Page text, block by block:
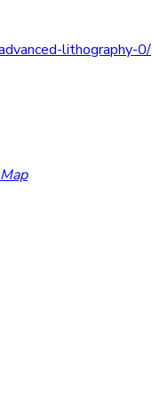
lithography-0/